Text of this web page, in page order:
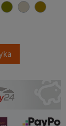
oliwkowy
beżowykhaki